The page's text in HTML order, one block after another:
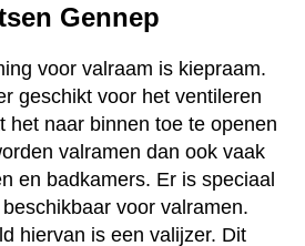
Gennep
voor valraam is kiepraam.
geschikt voor het ventileren
het naar binnen toe te openen
valramen dan ook vaak
en badkamers. Er is speciaal
voor valramen.
hiervan is een valijzer. Dit